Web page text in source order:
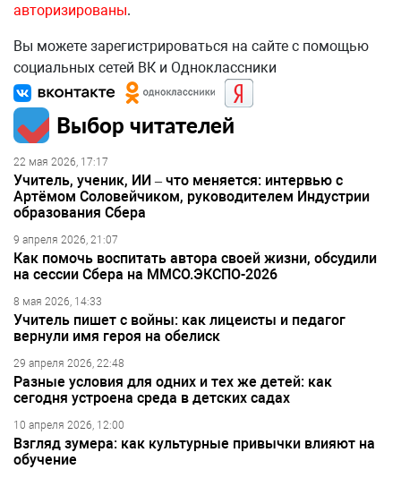
авторизированы.
Вы можете зарегистрироваться на сайте с помощью
социальных сетей ВК и Одноклассники
Выбор читателей
22 мая 2026, 17:17
Учитель, ученик, ИИ – что меняется: интервью с
Артёмом Соловейчиком, руководителем Индустрии
образования Сбера
9 апреля 2026, 21:07
Как помочь воспитать автора своей жизни, обсудили
на сессии Сбера на ММСО.ЭКСПО-2026
8 мая 2026, 14:33
Учитель пишет с войны: как лицеисты и педагог
вернули имя героя на обелиск
29 апреля 2026, 22:48
Разные условия для одних и тех же детей: как
сегодня устроена среда в детских садах
10 апреля 2026, 12:00
Взгляд зумера: как культурные привычки влияют на
обучение